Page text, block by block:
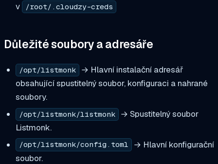
v
/root/.cloudzy-creds
Důležité soubory a adresáře
/opt/listmonk
→ Hlavní instalační adresář
obsahující spustitelný soubor, konfiguraci a nahrané
soubory.
/opt/listmonk/listmonk
→ Spustitelný soubor
Listmonk.
/opt/listmonk/config.toml
→ Hlavní konfigurační
soubor.